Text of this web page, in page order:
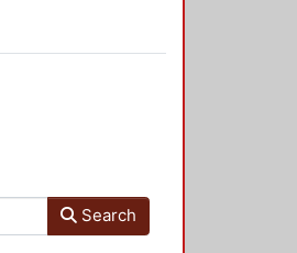
Search